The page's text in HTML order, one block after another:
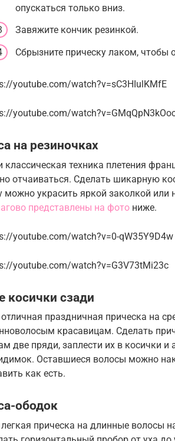
опускаться только вниз.
Завяжите кончик резинкой.
Сбрызните прическу лаком, чтобы
youtube.com/watch?v=sC3HIulKMfE
youtube.com/
на резиночках
классическая техника плетения
отчаиваться. Сделать шикарную
можно украсить яркой заколкой
представлены на фото ниже.
youtube.com/watch?v=0-qW35Y9D4w
youtube.com/watch?v=G3V73tMi23c
косички сзади
праздничная прическа на
красавицам. Сделать
две пряди, заплести их в косички
Оставшиеся волосы можно
как есть.
ободок
прическа на длинные волосы